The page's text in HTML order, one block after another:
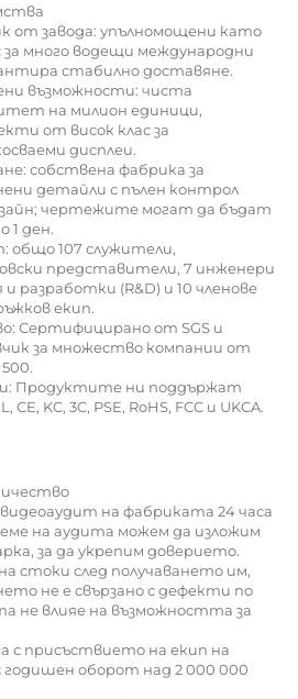
от завода: упълномощени като
много водещи международни
стабилно доставяне.
възможности: чиста
на милион единици,
от висок клас за
дисплеи.
собствена фабрика за
детайли с пълен контрол
чертежите могат да бъдат
1 ден.
общо 107 служители,
представители, 7 инженери
и разработки (R&D) и 10 членове
екип.
Сертифицирано от SGS и
за множество компании от
Продуктите ни поддържат
KC, 3C, PSE, RoHS, FCC и UKCA.
на фабриката 24 часа
на аудита можем да изложим
за да укрепим доверието.
стоки след получаването им,
не е свързано с дефекти по
не влияе на възможността за
с присъствието на екип на
оборот над 2 000 000